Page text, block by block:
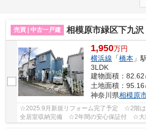
売買 | 中古一戸建 相模原市緑区下九沢
1,950万円
横浜線 「橋本 」駅
3LDK
建物面積：82.62
土地面積：95.16
神奈川県相模原
☆2025.9月新規リフォーム完了予定 ☆2階
全居室収納完備 ☆2年間の安心保証付 ☆